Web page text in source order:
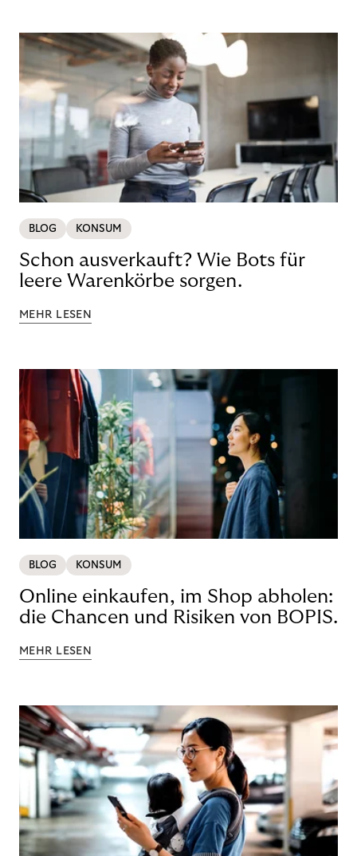
BLOG KONSUM
Schon ausverkauft? Wie Bots für
leere Warenkörbe sorgen.
MEHR LESEN
BLOG KONSUM
Online einkaufen, im Shop abholen:
die Chancen und Risiken von BOPIS.
MEHR LESEN